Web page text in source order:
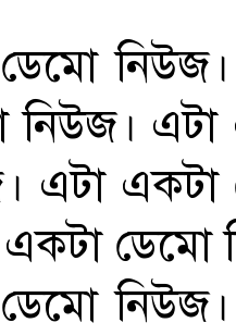
নিউজ।
এটা
ডেমো